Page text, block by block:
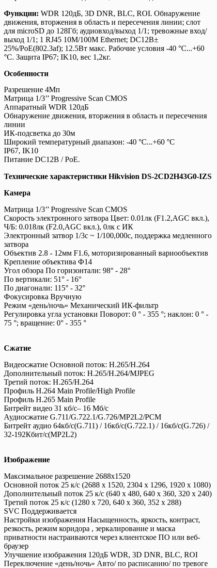
Функции: WDR 120дБ, 3D DNR, BLC, ROI. Обнаружение
движения, вторжения в область и пересечения линии; слот
для microSD до 128Гб; аудиовход/выход 1/1; тревожные вход/
выход 1/1; 1 RJ45 10M/100M Ethernet; DC12В±
25%/PoE(802.3af); 12.5Вт макс. Рабочие условия -40 °C...+60
°C. Защита IP67; IK10, вес 1,2кг.
Особенности
Разрешение 4Мп
Матрица 1/3’’ Progressive Scan CMOS
Аппаратный WDR 120дБ
Обнаружение движения, вторжения в область и пересечения
линии
ИК-подсветка до 30м
Широкий температурный диапазон: -40 °C...+60 °C
IP67, IK10
Питание DC12В / PoE.
Технические характеристики Hikvision DS-2CD2H43G0-IZS
Камера
Матрица 1/3’’ Progressive Scan CMOS
Скорость электронного затвора Цвет: 0.01лк (F1.2,AGC вкл.),
Ч/Б: 0.018лк (F2.0,AGC вкл.), 0лк с ИК
Электронный затвор 1/3с ~ 1/100,000с, поддержка медленного
затвора
Объектив 2.8 - 12мм F1.6, моторизированный вариообъектив
Крепление объектива Ф14
Угол обзора По горизонтали: 98° - 28°
По вертикали: 51° - 16°
По диагонали: 115° - 32°
Фокусировка Вручную
Режим «день/ночь» Механический ИК-фильтр
Регулировка угла установки Поворот: 0 ° - 355 °; наклон: 0 ° -
75 °; вращение: 0° - 355 °
Сжатие
Видеосжатие Основной поток: H.265/H.264
Дополнительный поток: H.265/H.264/MJPEG
Третий поток: H.265/H.264
Профиль H.264 Main Profile/High Profile
Профиль H.265 Main Profile
Битрейт видео 31 кб/с– 16 Мб/с
Аудиосжатие G.711/G.722.1/G.726/MP2L2/PCM
Битрейт аудио 64кб/с(G.711) / 16кб/с(G.722.1) / 16кб/с(G.726) /
32-192Кбит/с(MP2L2)
Изображение
Максимальное разрешение 2688x1520
Основной поток 25 к/с (2688 x 1520, 2304 x 1296, 1920 x 1080)
Дополнительный поток 25 к/с (640 x 480, 640 x 360, 320 x 240)
Третий поток 25 к/с (1280 x 720, 640 x 360, 352 x 288)
SVC Поддерживается
Настройки изображения Насыщенность, яркость, контраст,
резкость, режим коридора , зеркалирование и маска
приватности настраиваются через клиентское ПО или веб-
браузер
Улучшение изображения 120дБ WDR, 3D DNR, BLC, ROI
Переключение «день/ночь» Авто/ по расписанию/ по тревоге